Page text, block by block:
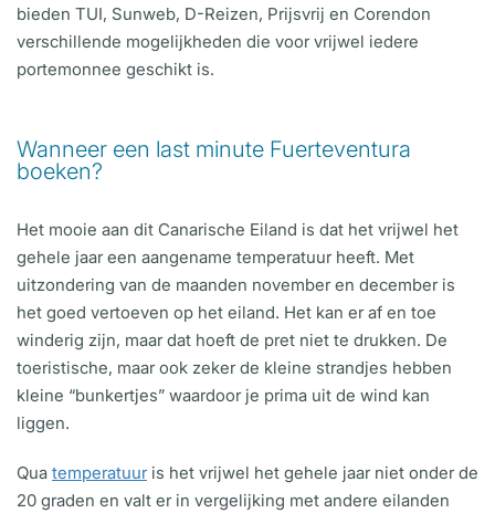
bieden TUI, Sunweb, D-Reizen, Prijsvrij en Corendon
verschillende mogelijkheden die voor vrijwel iedere
portemonnee geschikt is.
Wanneer een last minute Fuerteventura
boeken?
Het mooie aan dit Canarische Eiland is dat het vrijwel het
gehele jaar een aangename temperatuur heeft. Met
uitzondering van de maanden november en december is
het goed vertoeven op het eiland. Het kan er af en toe
winderig zijn, maar dat hoeft de pret niet te drukken. De
toeristische, maar ook zeker de kleine strandjes hebben
kleine “bunkertjes” waardoor je prima uit de wind kan
liggen.
Qua temperatuuris het vrijwel het gehele jaar niet onder de
20 graden en valt er in vergelijking met andere eilanden